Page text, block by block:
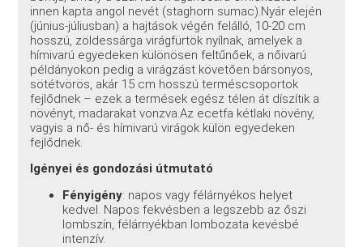
innen kapta angol nevét (staghorn sumac).Nyár elején
(június-júliusban) a hajtások végén felálló, 10-20 cm
hosszú, zöldessárga virágfürtök nyílnak, amelyek a
hímivarú egyedeken különösen feltűnőek, a nőivarú
példányokon pedig a virágzást követően bársonyos,
sötétvörös, akár 15 cm hosszú terméscsoportok
fejlődnek – ezek a termések egész télen át díszítik a
növényt, madarakat vonzva.Az ecetfa kétlaki növény,
vagyis a nő- és hímivarú virágok külön egyedeken
fejlődnek.
Igényei és gondozási útmutató
Fényigény: napos vagy félárnyékos helyet
kedvel. Napos fekvésben a legszebb az őszi
lombszín, félárnyékban lombozata kevésbé
intenzív.